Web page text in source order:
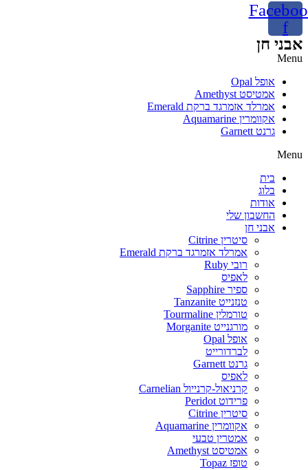
f
אבני חן
Menu
אופל Opal
אמטיסט Amethyst
אמרלד אזמרגד ברקת Emerald
אקוומרין Aquamarine
גרנט Garnett
Menu
בית
בלוג
אודות
החשבון שלי
אבני חן
סיטרין Citrine
אמרלד אזמרגד ברקת Emerald
רובי Ruby
לאפיס
ספיר Sapphire
טנזנייט Tanzanite
טורמלין Tourmaline
מורגנייט Morganite
אופל Opal
לברדורייט
גרנט Garnett
לאפיס
קרניאול-קרנייול Carnelian
פרידוט Peridot
סיטרין Citrine
אקוומרין Aquamarine
אמטרין טבעי
אמטיסט Amethyst
טופז Topaz